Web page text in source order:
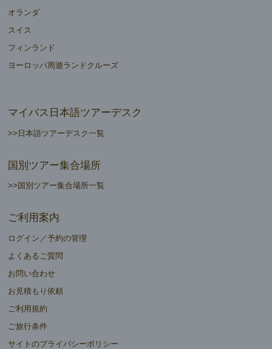
オランダ
スイス
フィンランド
ヨーロッパ周遊ランドクルーズ
マイバス日本語ツアーデスク
>>日本語ツアーデスク一覧
国別ツアー集合場所
>>国別ツアー集合場所一覧
ご利用案内
ログイン／予約の管理
よくあるご質問
お問い合わせ
お見積もり依頼
ご利用規約
ご旅行条件
サイトのプライバシーポリシー